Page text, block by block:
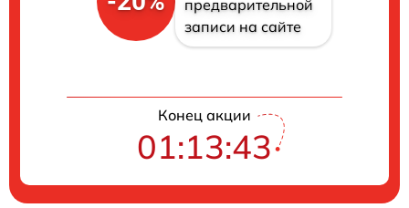
предварительной
записи на сайте
Конец акции
01:13:42